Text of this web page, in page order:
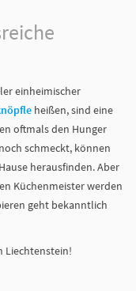
einheimischer
heißen, sind eine
oftmals den Hunger
schmeckt, können
herausfinden. Aber
Küchenmeister werden
geht bekanntlich
Liechtenstein!